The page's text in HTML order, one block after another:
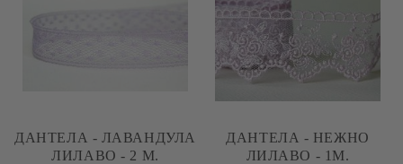
ДАНТЕЛА - ЛАВАНДУЛА
ЛИЛАВО - 2 М.
ДАНТЕЛА - НЕЖНО
ЛИЛАВО - 1М.